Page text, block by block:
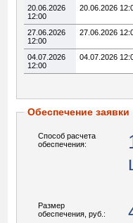
20.06.2026
12:00
20.06.2026
27.06.2026
12:00
27.06.2026
04.07.2026
12:00
04.07.2026
Обеспечение заявки
Способ расчета
обеспечения:
Размер
обеспечения, руб.: